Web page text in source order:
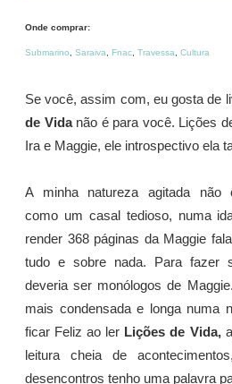
Onde comprar:
Submarino Saraiva Fnac Travessa Cultura
Se você, assim com, eu gosta de
de Vidanão é para você. Lições
Ira e Maggie, ele introspectivo ela
A minha natureza agitada não
como um casal tedioso, numa
render 368 páginas da Maggie
tudo e sobre nada. Para fazer
deveria ser monólogos de
mais condensada e longa numa
ficar Feliz ao ler Lições de Vida,
leitura cheia de
desencontros tenho uma palavra